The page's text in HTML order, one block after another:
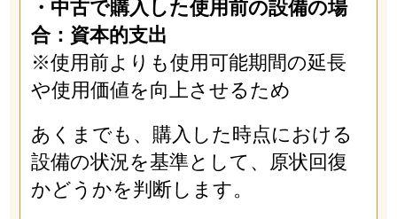
・中古で購入した使用前の設備の場
合：資本的支出
※使用前よりも使用可能期間の延長
や使用価値を向上させるため
あくまでも、購入した時点における
設備の状況を基準として、原状回復
かどうかを判断します。